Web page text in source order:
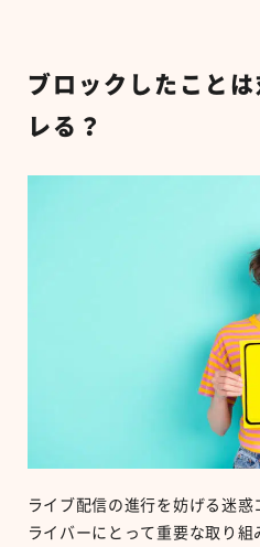
ブロックしたこと
レる？
ライブ配信の進行を妨げる迷惑
ライバーにとって重要な取り組